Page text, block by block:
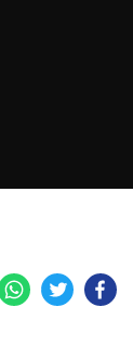
Facebook
Twitter